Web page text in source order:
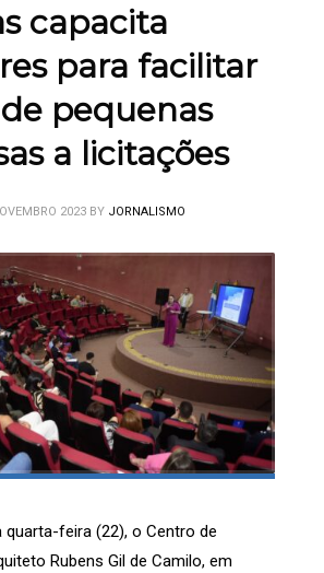
capacita
para facilitar
pequenas
a licitações
2023 BY JORNALISMO
quarta-feira (22), o Centro de
Rubens Gil de Camilo, em